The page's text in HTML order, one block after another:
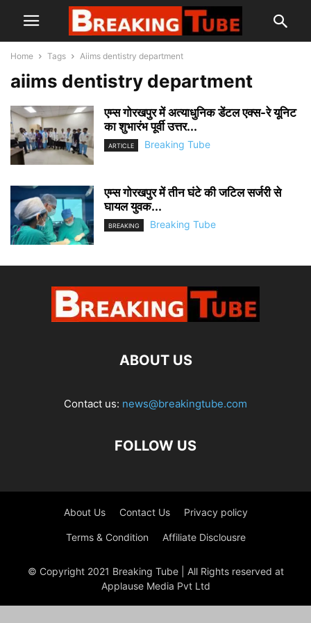
Home Tags Aiims dentistry department
aiims dentistry department
एम्स गोरखपुर में अत्याधुनिक डेंटल एक्स-रे यूनिट
का शुभारंभ पूर्वी उत्तर...
ARTICLE Breaking Tube
एम्स गोरखपुर में तीन घंटे की जटिल सर्जरी से
घायल युवक...
BREAKING Breaking Tube
ABOUT US
Contact us: news@breakingtube.com
FOLLOW US
About Us Contact Us Privacy policy
Terms & Condition Affiliate Disclousre
© Copyright 2021 Breaking Tube | All Rights reserved at
Applause Media Pvt Ltd